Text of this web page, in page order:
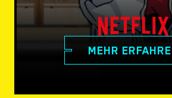
MEHR